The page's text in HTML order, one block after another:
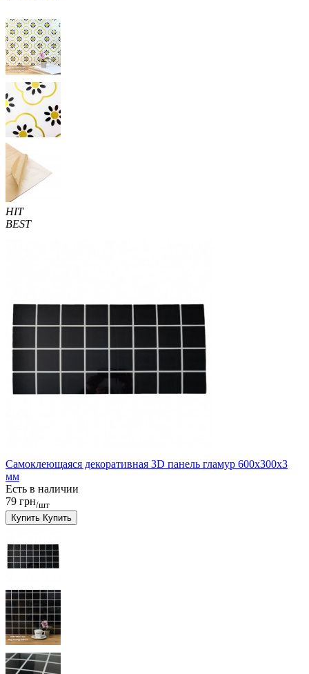
HIT
BEST
Самоклеющаяся декоративная 3D панель гламур 600x300x3
мм
Есть в наличии
79 грн/шт
Купить Купить